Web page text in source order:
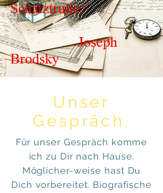
Schatztruhe."
Joseph
Brodsky
Unser
Gespräch.
Für unser Gespräch komme
ich zu Dir nach Hause.
Möglicher-weise hast Du
Dich vorbereitet. Biografische